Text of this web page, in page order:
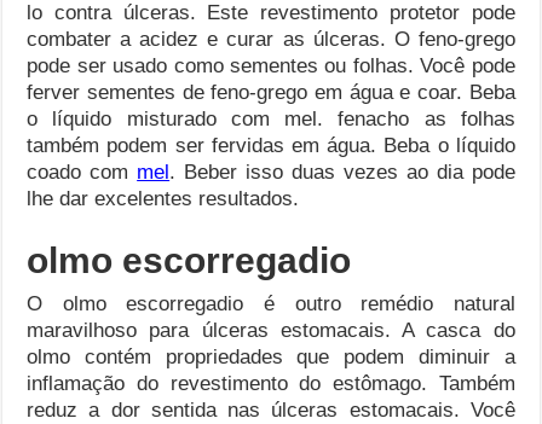
lo contra úlceras. Este revestimento protetor pode
combater a acidez e curar as úlceras. O feno-grego
pode ser usado como sementes ou folhas. Você pode
ferver sementes de feno-grego em água e coar. Beba
o líquido misturado com mel. fenacho as folhas
também podem ser fervidas em água. Beba o líquido
coado com mel . Beber isso duas vezes ao dia pode
lhe dar excelentes resultados.
olmo escorregadio
O olmo escorregadio é outro remédio natural
maravilhoso para úlceras estomacais. A casca do
olmo contém propriedades que podem diminuir a
inflamação do revestimento do estômago. Também
reduz a dor sentida nas úlceras estomacais. Você